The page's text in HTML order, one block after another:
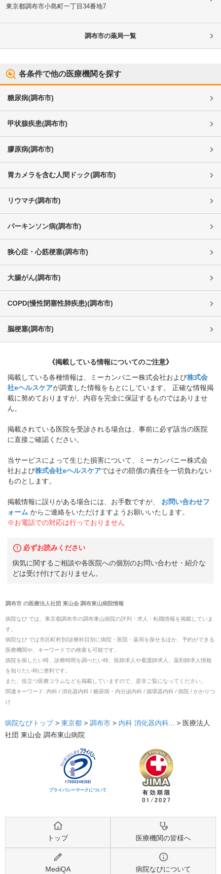
東京都調布市小島町一丁目34番地7
調布市の薬局一覧
各条件で他の医療機関を探す
糖尿病(調布市)
甲状腺疾患(調布市)
膠原病(調布市)
胃カメラを含む人間ドック(調布市)
リウマチ(調布市)
パーキンソン病(調布市)
狭心症・心筋梗塞(調布市)
大腸がん(調布市)
COPD(慢性閉塞性肺疾患)(調布市)
脳梗塞(調布市)
《掲載している情報についてのご注意》
掲載している各種情報は、ミーカンパニー株式会社および株式会
社eヘルスケアが調査した情報をもとにしています。 正確な情報掲
載に努めておりますが、内容を完全に保証するものではありませ
ん。
掲載されている医院を受診される場合は、事前に必ず該当の医院
に直接ご確認ください。
当サービスによって生じた損害について、ミーカンパニー株式会
社および株式会社eヘルスケアではその賠償の責任を一切負わない
ものとします。
掲載情報に誤りがある場合には、お手数ですが、
お問い合わせフ
ォーム からご連絡をいただけますようお願いいたします。
※お電話での対応は行っておりません
必ずお読みください
病気に関するご相談や各医院への個別のお問い合わせ・紹介な
どは受け付けておりません。
調布市の医療法人社団 東山会 調布東山病院情報
病院なび では、 東京都調布市の調布東山病院の評判・求人・転職情報を掲載していま
す。
病院なび では市区町村別/診療科目別に病院・医院・薬局を探せるほか、予約ができる
医療機関や、キーワードでの検索も可能です。
病院を探したい時、診療時間を調べたい時、医師求人や看護師求人、薬剤師求人情報
を知りたい時に便利です。
また、役立つ医療コラムなども掲載していますので、是非ご覧になってください。
関連キーワード: 内科 / 消化器内科 / 糖尿病・内分泌内科 / 循環器内科 / 病院 / かかりつ
け
病院なびトップ > 東京都 > 調布市 > 内科 消化器内科... > 医療法人
社団 東山会 調布東山病院
プライバシーマークについて
トップ 医療機関の皆様へ
MediQA 病院なびについて